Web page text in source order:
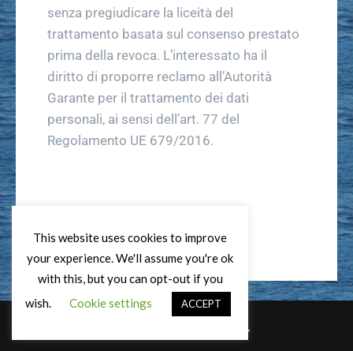
senza pregiudicare la liceità del
trattamento basata sul consenso prestato
prima della revoca. L’interessato ha il
diritto di proporre reclamo all’Autorità
Garante per il trattamento dei dati
personali, ai sensi dell’art. 77 del
Regolamento UE 679/2016.
di AF themes.
This website uses cookies to improve
your experience. We'll assume you're ok
with this, but you can opt-out if you
wish.
Cookie settings ACCEPT